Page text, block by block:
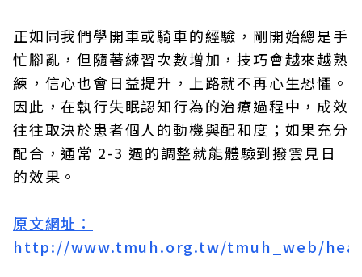
正如同我們學開車或騎車的經驗，剛開始總是手
忙腳亂，但隨著練習次數增加，技巧會越來越熟
練，信心也會日益提升，上路就不再心生恐懼。
因此，在執行失眠認知行為的治療過程中，成效
往往取決於患者個人的動機與配和度；如果充分
配合，通常 2-3 週的調整就能體驗到撥雲見日
的效果。
原文網址：
http://www.tmuh.org.tw/tmuh_web/